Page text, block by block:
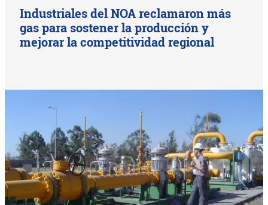
Industriales del NOA reclamaron más
gas para sostener la producción y
mejorar la competitividad regional